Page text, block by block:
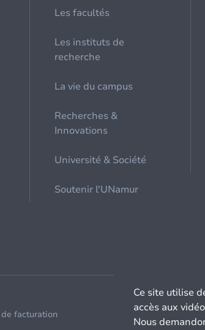
Les facultés
Les instituts de
recherche
La vie du campus
Recherches &
Innovations
Université & Société
Soutenir l'UNamur
facturation
Ce site utilise
accès aux
Nous